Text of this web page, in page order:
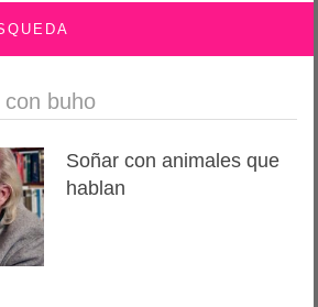
buho
Soñar con animales que
hablan